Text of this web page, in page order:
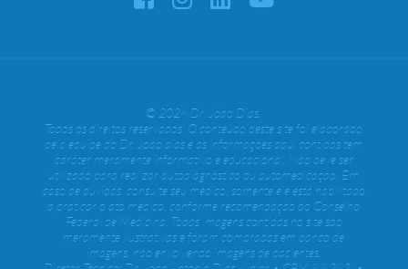
© 2026 Dr. João Dias.
Todos os direitos reservados. O conteúdo deste site foi elaborado
pela equipe do Dr. João dias e as informações aqui contidas tem
caráter meramente informativo e educacional. Não deve ser
utilizado para realizar autodiagnóstico ou automedicação. Em
caso de dúvidas, consulte seu médico, somente ele está habilitado
a praticar o ato médico, conforme recomendação do Conselho
Federal de Medicina. Todas imagens contidas no site são
meramente ilustrativas e foram compradas em banco de
imagens, não envolvendo imagens de pacientes.